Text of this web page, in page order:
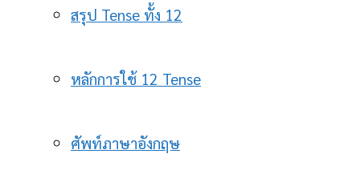
สรุป Tense ทั้ง 12
หลักการใช้ 12 Tense
ศัพท์ภาษาอังกฤษ